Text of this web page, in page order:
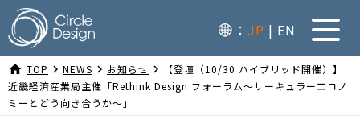
： EN
JP
home TOP navigate_next NEWS navigate_next お知らせ navigate_next
【登壇（10/30 ハイブリッド開催）】
近畿経済産業局主催「Rethink Design フォーラム～サーキュラーエコノ
ミーとどう向き合うか～」